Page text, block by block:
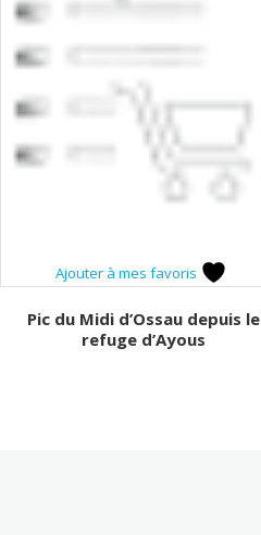
Ajouter à mes favoris
Pic du Midi d’Ossau depuis le
refuge d’Ayous